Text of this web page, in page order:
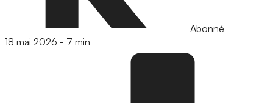
Abonné
18 mai 2026 - 7 min